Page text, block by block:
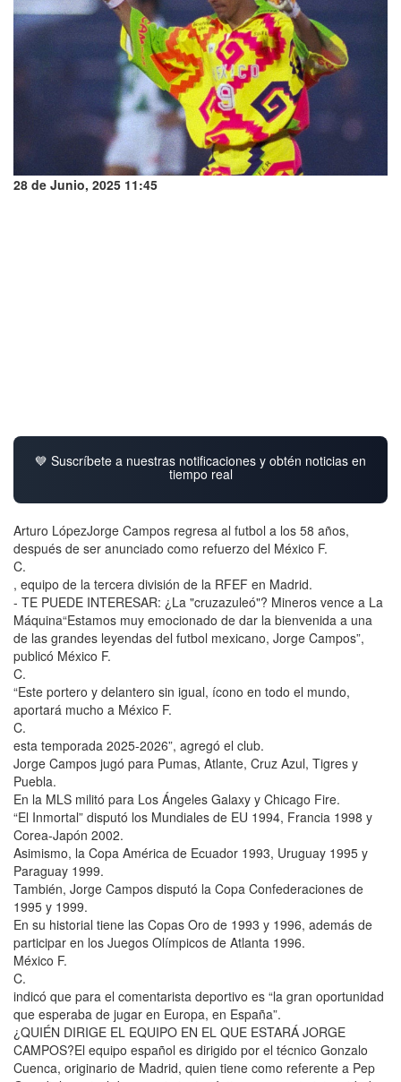
28 de Junio, 2025 11:45
💙 Suscríbete a nuestras notificaciones y obtén noticias en
tiempo real
Arturo LópezJorge Campos regresa al futbol a los 58 años,
después de ser anunciado como refuerzo del México F.
C.
, equipo de la tercera división de la RFEF en Madrid.
- TE PUEDE INTERESAR: ¿La "cruzazuleó"? Mineros vence a La
Máquina“Estamos muy emocionado de dar la bienvenida a una
de las grandes leyendas del futbol mexicano, Jorge Campos”,
publicó México F.
C.
“Este portero y delantero sin igual, ícono en todo el mundo,
aportará mucho a México F.
C.
esta temporada 2025-2026”, agregó el club.
Jorge Campos jugó para Pumas, Atlante, Cruz Azul, Tigres y
Puebla.
En la MLS militó para Los Ángeles Galaxy y Chicago Fire.
“El Inmortal” disputó los Mundiales de EU 1994, Francia 1998 y
Corea-Japón 2002.
Asimismo, la Copa América de Ecuador 1993, Uruguay 1995 y
Paraguay 1999.
También, Jorge Campos disputó la Copa Confederaciones de
1995 y 1999.
En su historial tiene las Copas Oro de 1993 y 1996, además de
participar en los Juegos Olímpicos de Atlanta 1996.
México F.
C.
indicó que para el comentarista deportivo es “la gran oportunidad
que esperaba de jugar en Europa, en España”.
¿QUIÉN DIRIGE EL EQUIPO EN EL QUE ESTARÁ JORGE
CAMPOS?El equipo español es dirigido por el técnico Gonzalo
Cuenca, originario de Madrid, quien tiene como referente a Pep